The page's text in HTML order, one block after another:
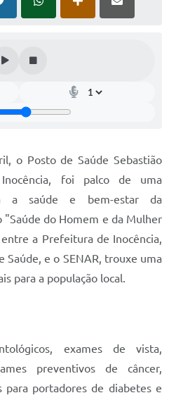
o Posto de Saúde Sebastião
Inocência, foi palco de uma
a saúde e bem-estar da
"Saúde do Homem e da Mulher
a Prefeitura de Inocência,
Saúde, e o SENAR, trouxe uma
para a população local.
exames de vista,
preventivos de câncer,
para portadores de diabetes e